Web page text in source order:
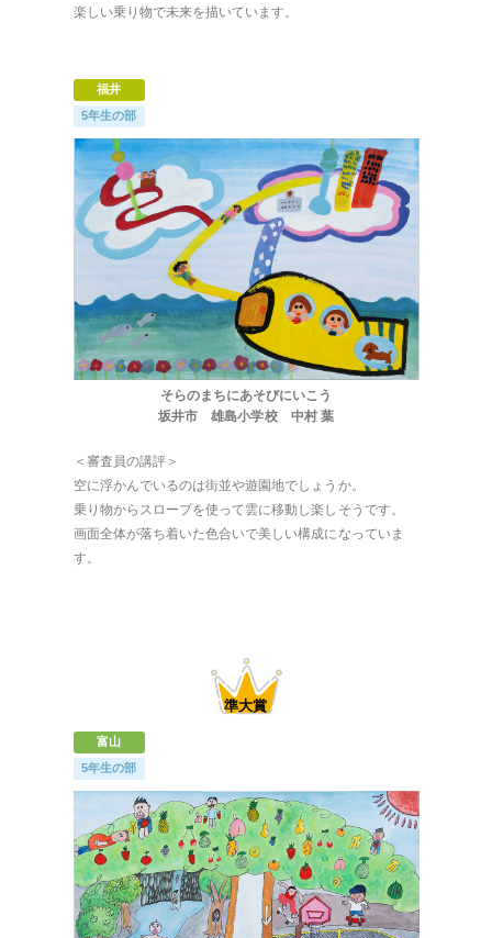
楽しい乗り物で未来を描いています。
福井
5年生の部
そらのまちにあそびにいこう
坂井市 雄島小学校 中村 葉
＜審査員の講評＞
空に浮かんでいるのは街並や遊園地でしょうか。
乗り物からスロープを使って雲に移動し楽しそうです。
画面全体が落ち着いた色合いで美しい構成になっていま
す。
富山
5年生の部